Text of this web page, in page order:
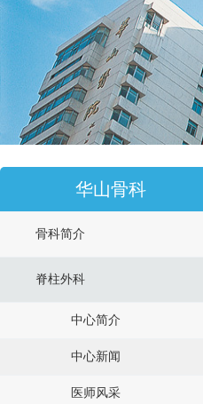
华山骨科
骨科简介
脊柱外科
中心简介
中心新闻
医师风采